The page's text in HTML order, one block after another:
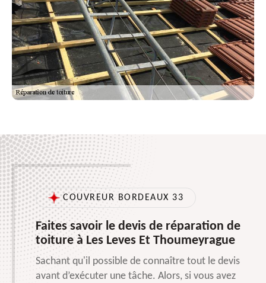
COUVREUR BORDEAUX 33
Faites savoir le devis de réparation de
toiture à Les Leves Et Thoumeyrague
Sachant qu'il possible de connaître tout le devis
avant d’exécuter une tâche. Alors, si vous avez